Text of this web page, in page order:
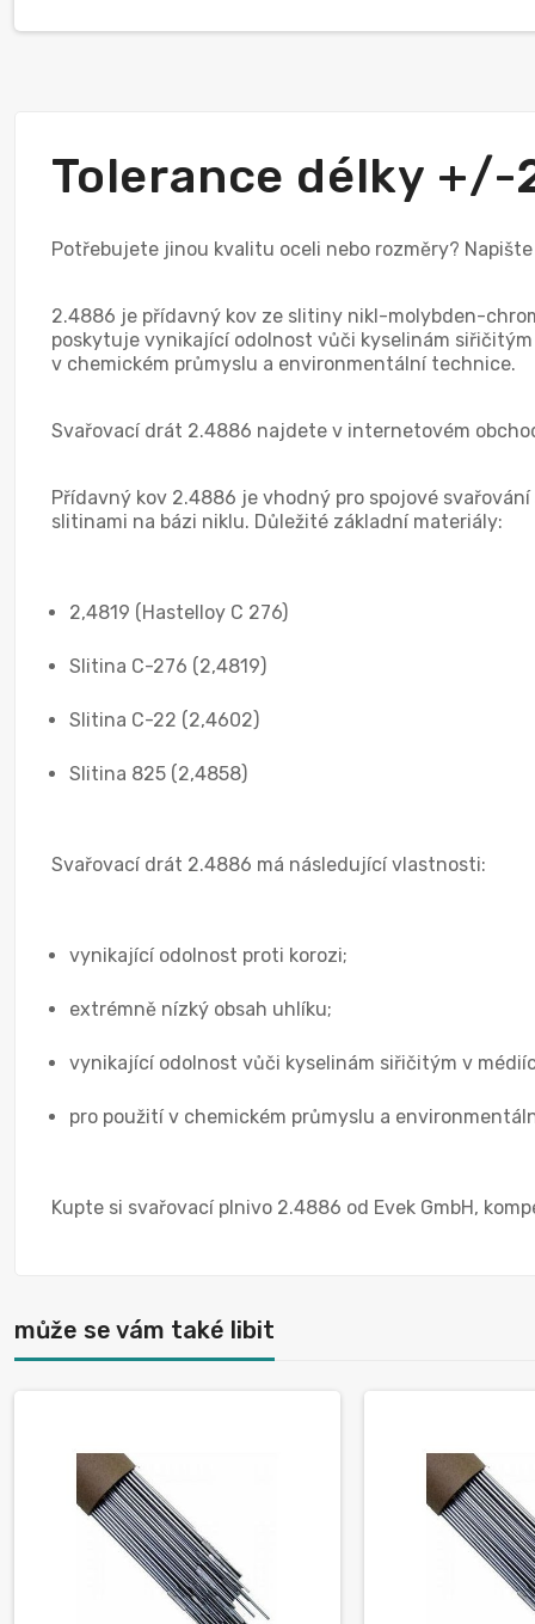
Tolerance délky +/-
Potřebujete jinou kvalitu oceli nebo rozměry?
2.4886 je přídavný kov ze slitiny nikl-molybden-
poskytuje vynikající odolnost vůči kyselinám
v chemickém průmyslu a environmentální technice.
Svařovací drát 2.4886 najdete v internetovém
Přídavný kov 2.4886 je vhodný pro spojové
slitinami na bázi niklu. Důležité základní materiály:
2,4819 (Hastelloy C 276)
Slitina C-276 (2,4819)
Slitina C-22 (2,4602)
Slitina 825 (2,4858)
Svařovací drát 2.4886 má následující vlastnosti:
vynikající odolnost proti korozi;
extrémně nízký obsah uhlíku;
vynikající odolnost vůči kyselinám siřičitým v
pro použití v chemickém průmyslu a
Kupte si svařovací plnivo 2.4886 od Evek GmbH,
může se vám také libit